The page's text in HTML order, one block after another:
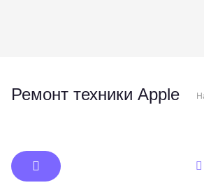
Ремонт техники Apple